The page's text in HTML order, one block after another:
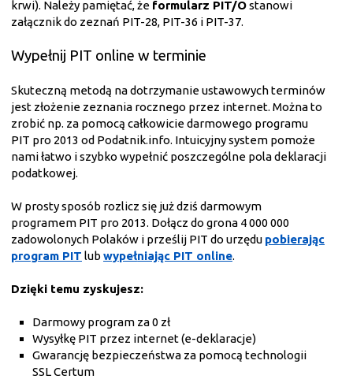
krwi). Należy pamiętać, że formularz PIT/Ostanowi
załącznik do zeznań PIT-28, PIT-36 i PIT-37.
Wypełnij PIT online w terminie
Skuteczną metodą na dotrzymanie ustawowych terminów
jest złożenie zeznania rocznego przez internet. Można to
zrobić np. za pomocą całkowicie darmowego programu
PIT pro 2013 od Podatnik.info. Intuicyjny system pomoże
nami łatwo i szybko wypełnić poszczególne pola deklaracji
podatkowej.
W prosty sposób rozlicz się już dziś darmowym
programem PIT pro 2013. Dołącz do grona 4 000 000
zadowolonych Polaków i prześlij PIT do urzędu pobierając
program PIT lub wypełniając PIT online.
Dzięki temu zyskujesz:
Darmowy program za 0 zł
Wysyłkę PIT przez internet (e-deklaracje)
Gwarancję bezpieczeństwa za pomocą technologii
SSL Certum